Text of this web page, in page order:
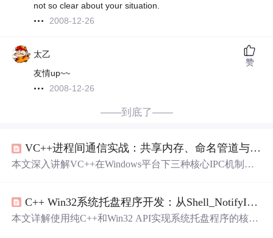
not so clear about your situation.
2008-12-26
太乙
友情up~~
2008-12-26
赞
——到底了——
VC++进程间通信实战：共享内存、命名管道与窗口消息详解
本文深入讲解VC++在Windows平台下三种核心IPC机制：
双向流通信）、窗口消息（轻量级跨进程通知，受限于权
限与数据大小）。涵盖选型依据、代码实现要点、典型问
C++ Win32系统托盘程序开发：从Shell_NotifyIcon到消息循环实战
本文详解使用纯C++和Win32 API实现系统托盘程序的核心